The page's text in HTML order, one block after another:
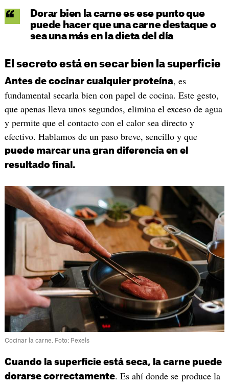
Dorar bien la carne es ese punto que
puede hacer que una carne destaque o
sea una más en la dieta del día
El secreto está en secar bien la superficie
Antes de cocinar cualquier proteína, es
fundamental secarla bien con papel de cocina. Este gesto,
que apenas lleva unos segundos, elimina el exceso de agua
y permite que el contacto con el calor sea directo y
efectivo. Hablamos de un paso breve, sencillo y que
puede marcar una gran diferencia en el
resultado final.
Cocinar la carne. Foto: Pexels
Cuando la superficie está seca, la carne puede
dorarse correctamente. Es ahí donde se produce la